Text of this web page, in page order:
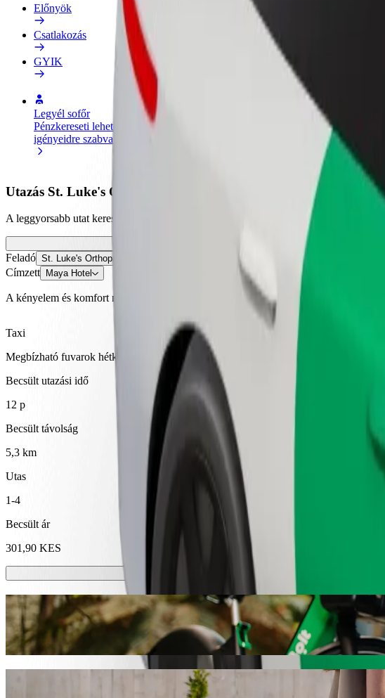
Előnyök
Csatlakozás
GYIK
Legyél sofőr
Pénzkereseti lehetőség
igényeidre szabva
Étterem vagy
Érj el több
keresetedet
Utazás St. Luke's Orthopaedics & Trauma Hospital és Maya
A leggyorsabb utat keresed St. Luke's Orthopaedics & Trauma Hospital és Maya
Feladó St. Luke's Orthopaedics & Trauma Hospital
Címzett Maya Hotel
A kényelem és komfort már csak pár érintésre van!
Taxi
Megbízható fuvarok hétköznapi, közepes méretű járművekkel.
Becsült utazási idő
12 p
Becsült távolság
5,3 km
Utas
1-4
Becsült ár
301,90 KES
E-rollerek vagy e-kerékpárok
Közlekedj Eldoret városában rollerrel vagy e-kerékpárral
Töltsd le a Bolt appot
Juss el innen: St. Luke's Orthopaedics & Trauma